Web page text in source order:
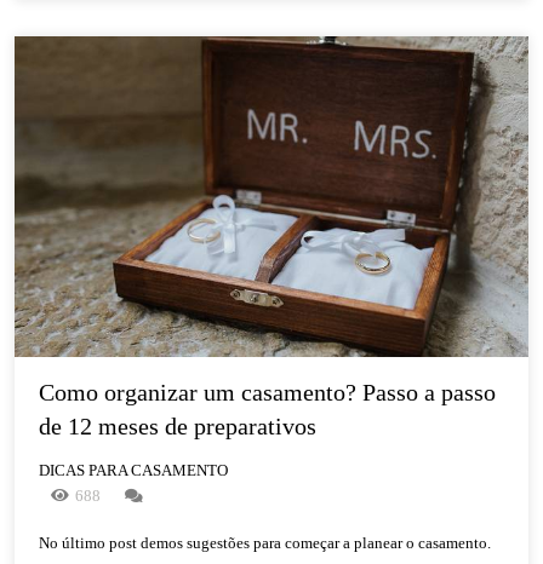
Como organizar um casamento? Passo a passo
de 12 meses de preparativos
DICAS PARA CASAMENTO
688
No último post demos sugestões para começar a planear o casamento.